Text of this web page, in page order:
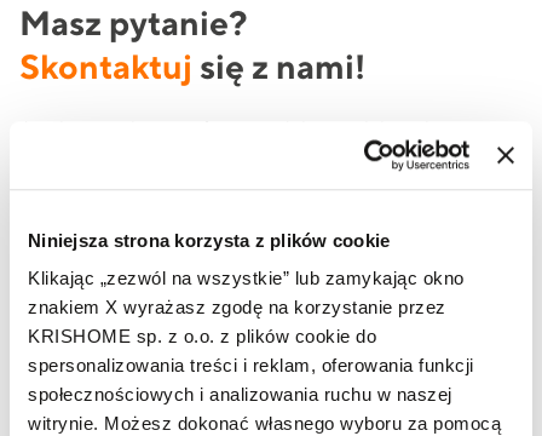
Niniejsza strona korzysta z plików cookie
Klikając „zezwól na wszystkie” lub zamykając okno
znakiem X wyrażasz zgodę na korzystanie przez
KRISHOME sp. z o.o. z plików cookie do
spersonalizowania treści i reklam, oferowania funkcji
społecznościowych i analizowania ruchu w naszej
witrynie. Możesz dokonać własnego wyboru za pomocą
Masz pytanie?
Skontaktuj się z nami!
informacji na temat produktów marki KRISHOME, to
skorzystaj z formularza lub zadzwoń do nas już teraz.
Imię i nazwisko
Telefon